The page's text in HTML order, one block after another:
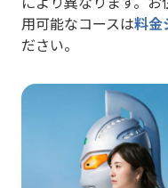
用可能なコースは料金
ださい。